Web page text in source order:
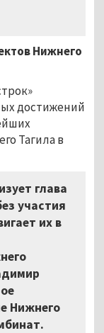
Нижнего
достижений
Тагила в
глава
участия
их в
Нижнего